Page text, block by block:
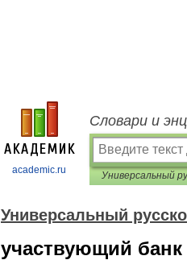
academic.ru
Словари и
Универсальный
участвующий банк